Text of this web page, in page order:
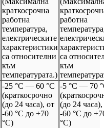
краткосрочна
работна
температура,
електрическите
характеристики
са относителни
към
температурата.)
работна
са
към
-25 °C — 60 °C
(краткосрочно
(до 24 часа), от
-60 °C до +70
°C)
-5 °C — 70
(до 24 часа),
-60 °C до
°C)